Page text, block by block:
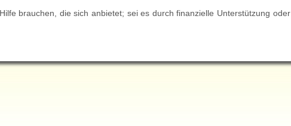
brauchen, die sich anbietet; sei es durch finanzielle Unterstützung oder